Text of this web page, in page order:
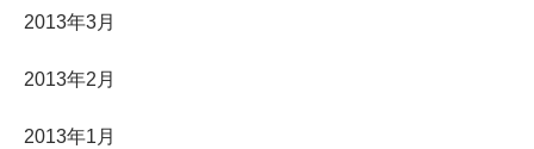
2013年3月
2013年2月
2013年1月